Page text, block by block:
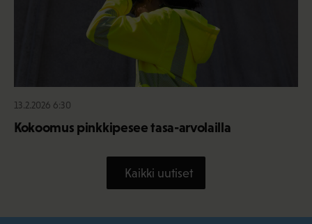
13.2.2026 6:30
Kokoomus pinkkipesee tasa-arvolailla
Kaikki uutiset